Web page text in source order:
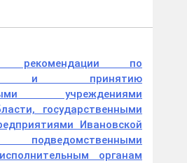
рекомендации по
и принятию
учреждениями
государственными
Ивановской
органам